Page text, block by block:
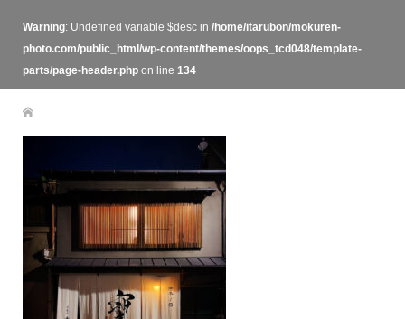
Warning: Undefined variable $desc in /home/itarubon/mokuren-
photo.com/public_html/wp-content/themes/oops_tcd048/template-
parts/page-header.phpon line 134